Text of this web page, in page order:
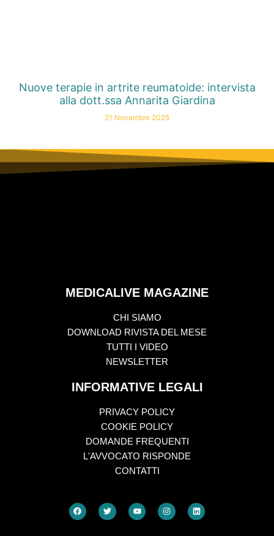
Nuove terapie in artrite reumatoide: intervista
alla dott.ssa Annarita Giardina
21 Novembre 2025
MEDICALIVE MAGAZINE
CHI SIAMO
DOWNLOAD RIVISTA DEL MESE
TUTTI I VIDEO
NEWSLETTER
INFORMATIVE LEGALI
PRIVACY POLICY
COOKIE POLICY
DOMANDE FREQUENTI
L'AVVOCATO RISPONDE
CONTATTI